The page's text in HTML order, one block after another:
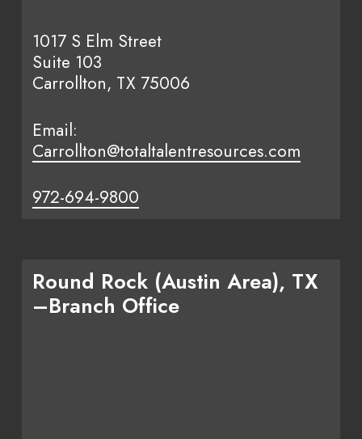
1017 S Elm Street
Suite 103
Carrollton, TX 75006
Email:
Carrollton@totaltalentresources.com
972-694-9800
Round Rock (Austin Area), TX
–Branch Office